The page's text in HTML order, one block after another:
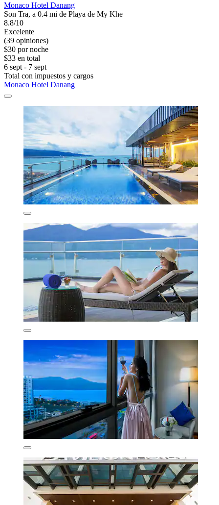
Monaco Hotel Danang
Son Tra, a 0.4 mi de Playa de My Khe
8.8/10
Excelente
(39 opiniones)
$30 por noche
$33 en total
6 sept - 7 sept
Total con impuestos y cargos
Monaco Hotel Danang